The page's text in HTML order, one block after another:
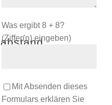
Was ergibt 8 + 8?
(Ziffer(n) eingeben)
Mit Absenden dieses
Formulars erklären Sie